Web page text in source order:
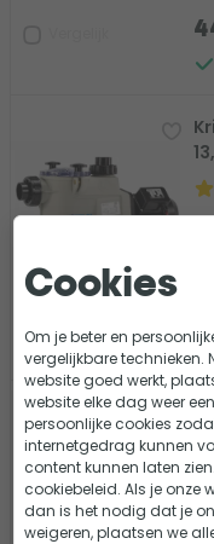
Voor
Eerlijk
Cookies
Om je beter en
vergelijkbare
website goed werkt,
website elke dag weer
persoonlijke cookies
internetgedrag kunnen
content kunnen laten
cookiebeleid. Als je onze
dan is het nodig dat je
weigeren, plaatsen we